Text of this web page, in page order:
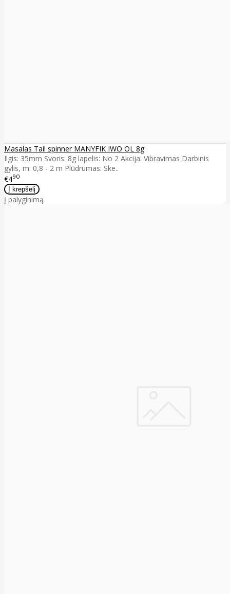
Masalas Tail spinner MANYFIK IWO OL 8g
Ilgis: 35mm Svoris: 8g lapelis: No 2 Akcija: Vibravimas Darbinis
gylis, m: 0,8 - 2 m Plūdrumas: Ske..
€490
Į palyginimą